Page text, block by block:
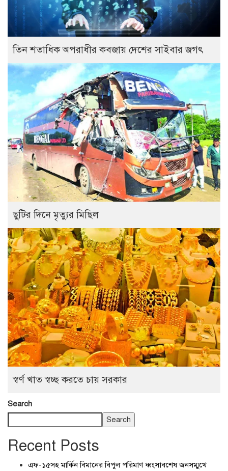
তিন শতাধিক অপরাধীর কবজায় দেশের সাইবার জগৎ
ছুটির দিনে মৃত্যুর মিছিল
স্বর্ণ খাত স্বচ্ছ করতে চায় সরকার
Search
Search
Recent Posts
এফ-১৫সহ মার্কিন বিমানের বিপুল পরিমাণ ধ্বংসাবশেষ জনসম্মুখে